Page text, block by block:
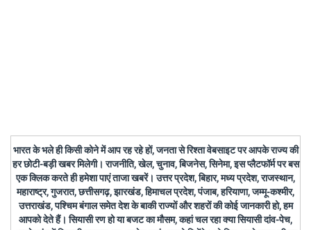
भारत के भले ही किसी कोने में आप रह रहे हों, जनता से रिश्ता वेबसाइट पर आपके राज्य की
हर छोटी-बड़ी खबर मिलेगी। राजनीति, खेल, चुनाव, बिजनेस, सिनेमा, इस प्लैटफॉर्म पर बस
एक क्लिक करते ही हमेशा पाएं ताजा खबरें। उत्तर प्रदेश, बिहार, मध्य प्रदेश, राजस्थान,
महाराष्ट्र, गुजरात, छत्तीसगढ़, झारखंड, हिमाचल प्रदेश, पंजाब, हरियाणा, जम्मू-कश्मीर,
उत्तराखंड, पश्चिम बंगाल समेत देश के बाकी राज्यों और शहरों की कोई जानकारी हो, हम
आपको देते हैं। सियासी रण हो या बजट का मौसम, कहां चल रहा क्या सियासी दांव-पेच,